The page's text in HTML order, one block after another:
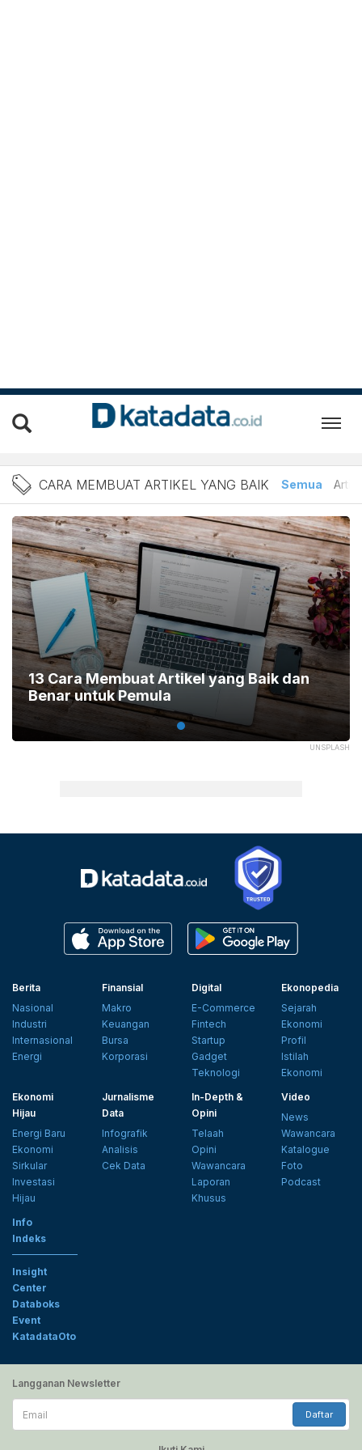
Berita Cara Membuat
CARA MEMBUAT ARTIKEL YANG BAIK Semua
UNSPLASH
13 Cara Membuat Artikel yang Baik dan
Benar untuk Pemula
Berita
Nasional
Industri
Internasional
Energi
Finansial
Makro
Keuangan
Bursa
Korporasi
Digital
E-Commerce
Fintech
Startup
Gadget
Teknologi
Ekonopedia
Sejarah
Ekonomi
Profil
Istilah
Ekonomi
Ekonomi
Hijau
Energi Baru
Ekonomi
Sirkular
Investasi
Hijau
Jurnalisme
Data
Infografik
Analisis
Cek Data
In-Depth &
Opini
Telaah
Opini
Wawancara
Laporan
Khusus
Video
News
Wawancara
Katalogue
Foto
Podcast
Info
Indeks
Insight
Center
Databoks
Event
KatadataOto
Langganan Newsletter
Email
Daftar